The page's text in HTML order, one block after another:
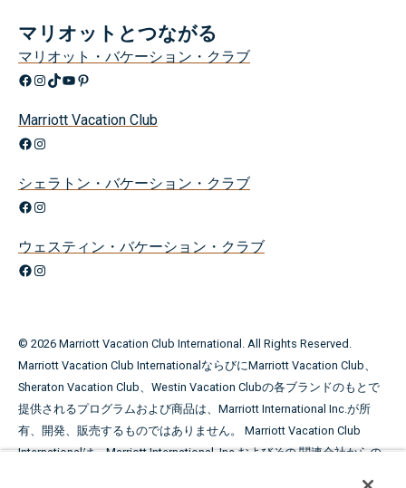
マリオットとつながる
マリオット・バケーション・クラブ
Facebook
Instagram
TikTok
YouTube
Pinterest
Marriott Vacation Club
Facebook
Instagram
シェラトン・バケーション・クラブ
Facebook
Instagram
ウェスティン・バケーション・クラブ
Facebook
Instagram
© 2026 Marriott Vacation Club International. All Rights Reserved.
Marriott Vacation Club InternationalならびにMarriott Vacation Club、
Sheraton Vacation Club、Westin Vacation Clubの各ブランドのもとで
提供されるプログラムおよび商品は、Marriott International Inc.が所
有、開発、販売するものではありません。 Marriott Vacation Club
Internationalは、Marriott International, Inc.およびその 関連会社からの